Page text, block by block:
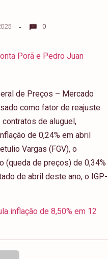
0
Porã e Pedro Juan
de Preços – Mercado
como fator de reajuste
contratos de aluguel,
de 0,24% em abril
Vargas (FGV), o
(queda de preços) de 0,34%
de abril deste ano, o IGP-
inflação de 8,50% em 12